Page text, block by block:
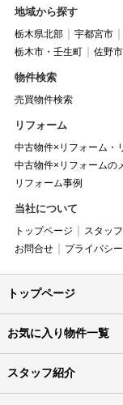
地域から探す
栃木県北部 宇都宮市
栃木市・壬生町
佐野
物件検索
売買物件検索
リフォーム
中古物件×リフォーム・
中古物件×リフォームの
リフォーム事例
当社について
トップページ スタッ
お問合せ
プライバシ
トップページ
お気に入り物件一覧
スタッフ紹介